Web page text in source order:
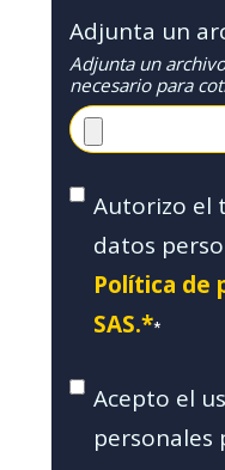
Adjunta un
Adjunta un
necesario para
Autorizo el
datos
Política de
SAS.**
Acepto el
personales